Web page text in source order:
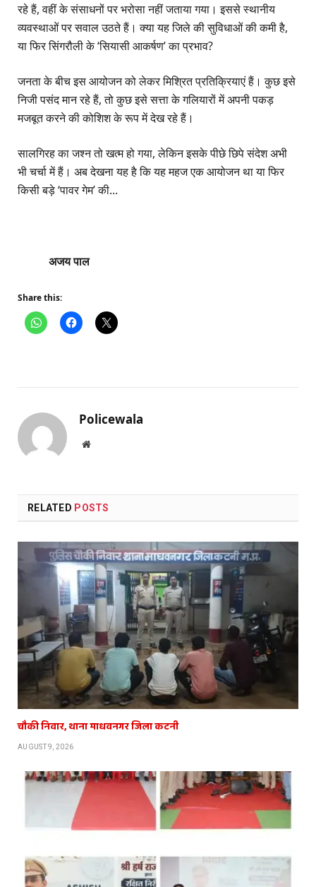
रहे हैं, वहीं के संसाधनों पर भरोसा नहीं जताया गया। इससे स्थानीय
व्यवस्थाओं पर सवाल उठते हैं। क्या यह जिले की सुविधाओं की कमी है,
या फिर सिंगरौली के ‘सियासी आकर्षण’ का प्रभाव?
जनता के बीच इस आयोजन को लेकर मिश्रित प्रतिक्रियाएं हैं। कुछ इसे
निजी पसंद मान रहे हैं, तो कुछ इसे सत्ता के गलियारों में अपनी पकड़
मजबूत करने की कोशिश के रूप में देख रहे हैं।
सालगिरह का जश्न तो खत्म हो गया, लेकिन इसके पीछे छिपे संदेश अभी
भी चर्चा में हैं। अब देखना यह है कि यह महज एक आयोजन था या फिर
किसी बड़े ‘पावर गेम’ की…
अजय पाल
Share this:
Policewala
Website
RELATED POSTS
चौकी निवार, थाना माधवनगर जिला कटनी
AUGUST 9, 2026